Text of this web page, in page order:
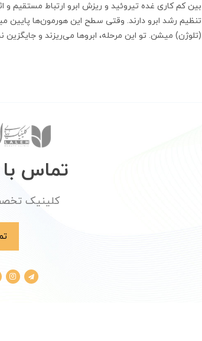
بین کم کاری غده تیروئید و ریزش ابرو ارتباط مستقیم
تنظیم رشد ابرو دارند. وقتی سطح این هورمون‌ها پایین
(تلوژن) میشن. تو این مرحله، ابروها می‌ریزند و جایگزین
تماس با
کلینیک